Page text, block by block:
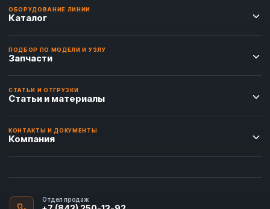
ОБОРУДОВАНИЕ ЛИНИИ
Каталог
ПОДБОР ПО МОДЕЛИ И УЗЛУ
Запчасти
СТАТЬИ И ОТГРУЗКИ
Статьи и материалы
КОНТАКТЫ И ДОКУМЕНТЫ
Компания
Отдел продаж